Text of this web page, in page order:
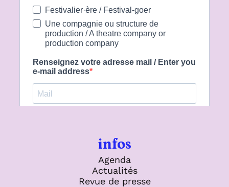
infos
Agenda
Actualités
Revue de presse